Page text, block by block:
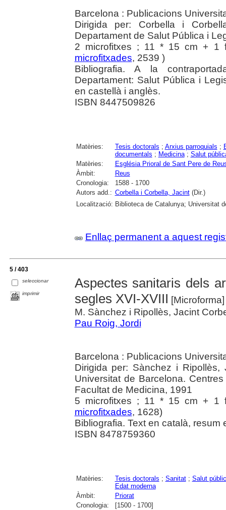
Barcelona : Publicacions
Dirigida per: Corbella i
Departament de Salut Pública i
2 microfitxes ; 11 * 15 cm + 1
microfitxades, 2539 )
Bibliografia. A la
Departament: Salut Pública i
en castellà i anglès.
ISBN 8447509826
Matèries: Tesis doctorals ; Arxius parroquials ;
documentals ; Medicina; Salut
Matèries:
Església Prioral de Sant Pere de
Àmbit:
Reus
Cronologia:
1588 - 1700
Autors add.: Corbella i Corbella, Jacint(Dir.)
Localització: Biblioteca de Catalunya; Universitat
Enllaç permanent a aquest
5 / 403
seleccionar
imprimir
Aspectes sanitaris dels
segles XVI-XVIII
M. Sànchez i Ripollès, Jacint
Pau Roig, Jordi
Barcelona : Publicacions
Dirigida per: Sànchez i
Universitat de Barcelona.
Facultat de Medicina, 1991
5 microfitxes ; 11 * 15 cm + 1
microfitxades, 1628)
Bibliografia. Text en català, resum
ISBN 8478759360
Matèries: Tesis doctorals ; Sanitat; Salut
Edat moderna
Àmbit:
Priorat
Cronologia:
[1500 - 1700]